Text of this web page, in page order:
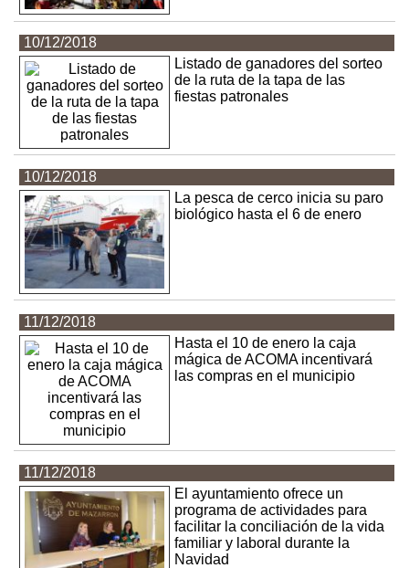
10/12/2018
Listado de ganadores del sorteo
de la ruta de la tapa de las
fiestas patronales
10/12/2018
La pesca de cerco inicia su paro
biológico hasta el 6 de enero
11/12/2018
Hasta el 10 de enero la caja
mágica de ACOMA incentivará
las compras en el municipio
11/12/2018
El ayuntamiento ofrece un
programa de actividades para
facilitar la conciliación de la vida
familiar y laboral durante la
Navidad